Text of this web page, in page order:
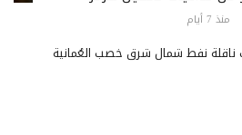
منذ 7 أيام
ناقلة نفط شمال شرق خصب العُمانية